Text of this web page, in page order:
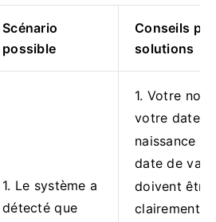
Scénario
possible
Conseils
solutions
1. Le système a
détecté que
1. Votre
votre date
naissance
date de
doivent être
clairement